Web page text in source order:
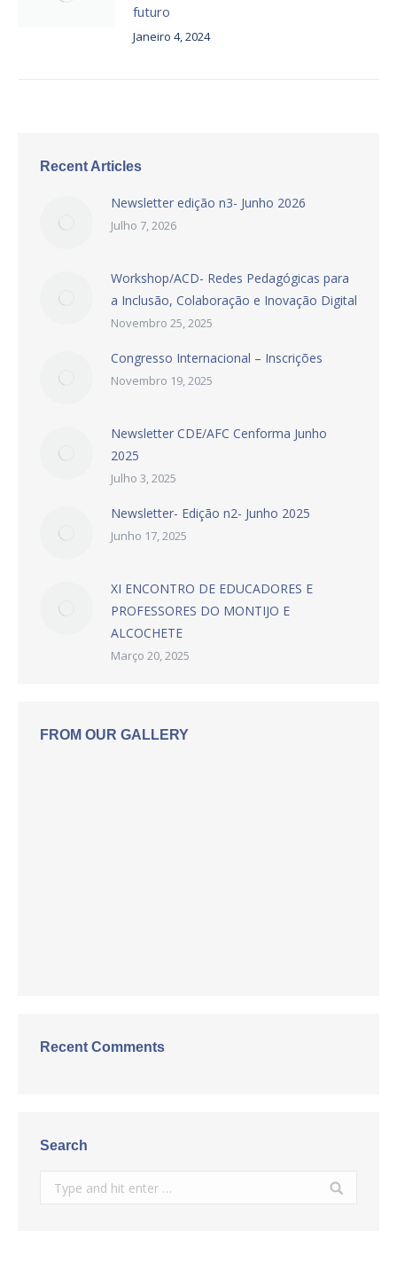
futuro
Janeiro 4, 2024
Recent Articles
Newsletter edição n3- Junho 2026
Julho 7, 2026
Workshop/ACD- Redes Pedagógicas para
a Inclusão, Colaboração e Inovação Digital
Novembro 25, 2025
Congresso Internacional – Inscrições
Novembro 19, 2025
Newsletter CDE/AFC Cenforma Junho
2025
Julho 3, 2025
Newsletter- Edição n2- Junho 2025
Junho 17, 2025
XI ENCONTRO DE EDUCADORES E
PROFESSORES DO MONTIJO E
ALCOCHETE
Março 20, 2025
FROM OUR GALLERY
Recent Comments
Search
Search: